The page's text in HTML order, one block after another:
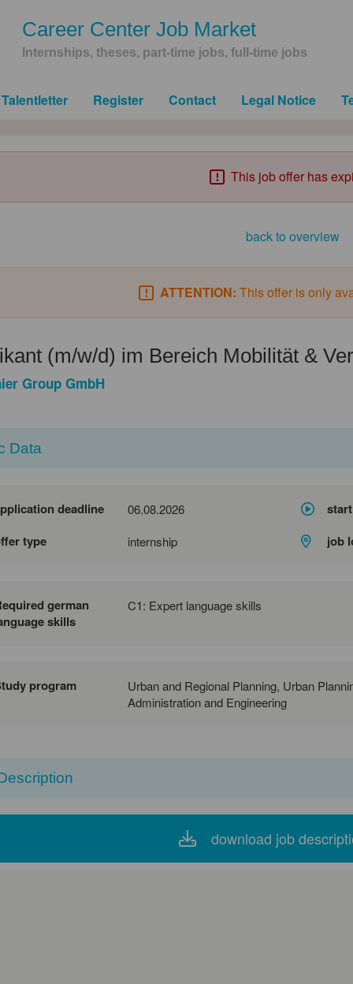
Career Center Job Market
Internships, theses, part-time jobs, full-time jobs
Talentletter Register Contact Legal Notice
This job offer has
back to overview
ATTENTION: This offer is only
(m/w/d) im Bereich Mobilität &
Group GmbH
Data
deadline 06.08.2026
type internship job
german
skills
C1: Expert language skills
program
Urban and Regional Planning, Urban
Administration and Engineering
download job